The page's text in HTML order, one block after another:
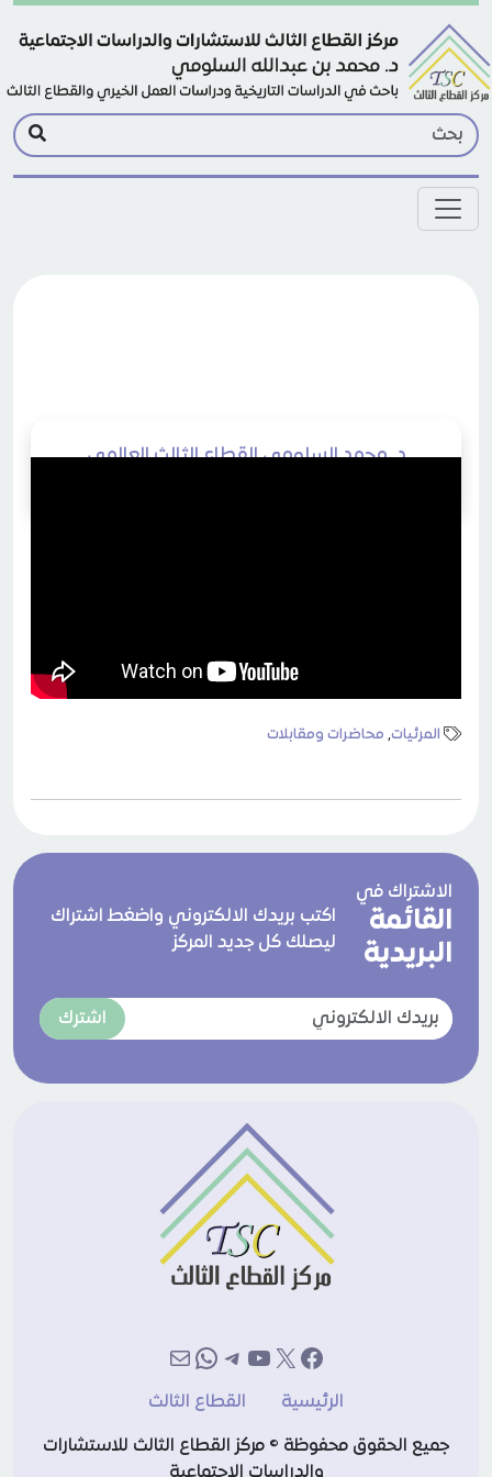
Skip to main content
د. محمد السلومي القطاع الثالث العالمي
المرئيات, محاضرات ومقابلات
الاشتراك في
القائمة
البريدية
اكتب بريدك الالكتروني واضغط اشتراك
ليصلك كل جديد المركز
اشترك
فيسبوك
إكسيوتيوب
تيليجرام
واتساب
بريد
الرئيسية
القطاع الثالث
جميع الحقوق محفوظة © مركز القطاع الثالث للاستشارات